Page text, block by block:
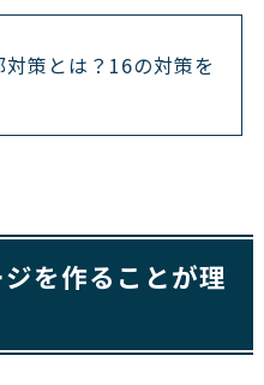
対策とは？16の対策を
を作ることが理